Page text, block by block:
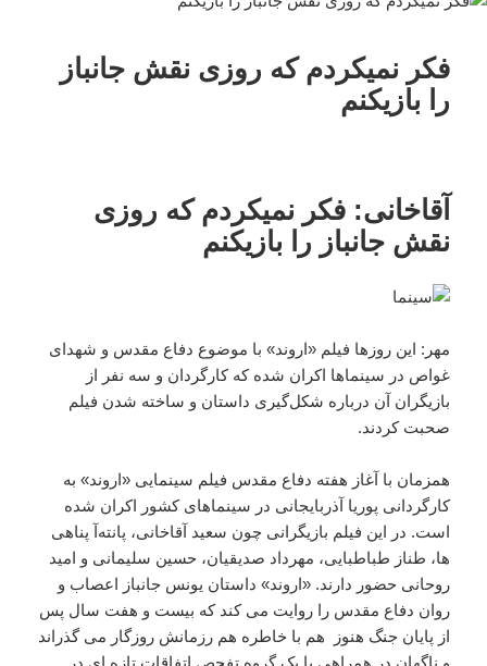
فکر نمی‎کردم که روزی نقش جانباز
را بازی‎کنم
آقاخانی: فکر نمی‎کردم که روزی
نقش جانباز را بازی‎کنم
مهر: این روزها فیلم «اروند» با موضوع دفاع مقدس و شهدای
غواص در سینماها اکران شده که کارگردان و سه نفر از
بازیگران آن درباره شکل‌گیری داستان و ساخته شدن فیلم
صحبت کردند.
همزمان با آغاز هفته دفاع مقدس فیلم سینمایی «اروند» به
کارگردانی پوریا آذربایجانی در سینماهای کشور اکران شده
است. در این فیلم بازیگرانی چون سعید آقاخانی، پانته‌آ پناهی
ها، طناز طباطبایی، مهرداد صدیقیان، حسین سلیمانی و امید
روحانی حضور دارند. «اروند» داستان یونس جانباز اعصاب و
روان دفاع مقدس را روایت می کند که بیست و هفت سال پس
از پایان جنگ هنوز هم با خاطره هم رزمانش روزگار می گذراند
و ناگهان در همراهی با یک گروه تفحص اتفاقات تازه ای در